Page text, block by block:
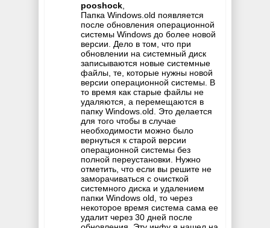
pooshock,
Папка Windows.old появляется
после обновления операционной
системы Windows до более новой
версии. Дело в том, что при
обновлении на системный диск
записываются новые системные
файлы, те, которые нужны новой
версии операционной системы. В
то время как старые файлы не
удаляются, а перемещаются в
папку Windows.old. Это делается
для того чтобы в случае
необходимости можно было
вернуться к старой версии
операционной системы без
полной переустановки. Нужно
отметить, что если вы решите не
заморачиваться с очисткой
системного диска и удалением
папки Windows old, то через
некоторое время система сама ее
удалит через 30 дней после